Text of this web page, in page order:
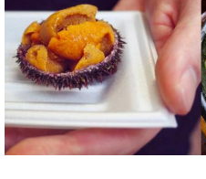
На рынке Kuromon Ichiba
приготовленными на
(кусикацу), жареными
(такояки) и блинчиками с
Кроме уличной еды, Осака